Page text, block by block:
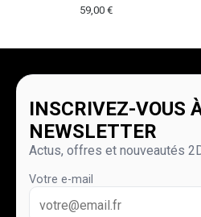
59,00 €
INSCRIVEZ-VOUS
NEWSLETTER
Actus, offres et nouveautés
Votre e-mail